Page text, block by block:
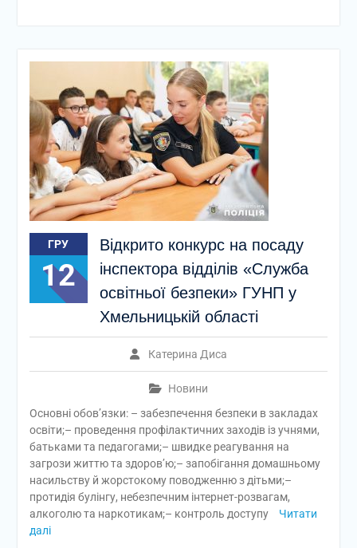
ГРУ
12
Відкрито конкурс на посаду
інспектора відділів «Служба
освітньої безпеки» ГУНП у
Хмельницькій області
Катерина Диса
Новини
Основні обовʼязки: – забезпечення безпеки в закладах
освіти;– проведення профілактичних заходів із учнями,
батьками та педагогами;– швидке реагування на
загрози життю та здоров’ю;– запобігання домашньому
насильству й жорстокому поводженню з дітьми;–
протидія булінгу, небезпечним інтернет-розвагам,
алкоголю та наркотикам;– контроль доступу
Читати
далі